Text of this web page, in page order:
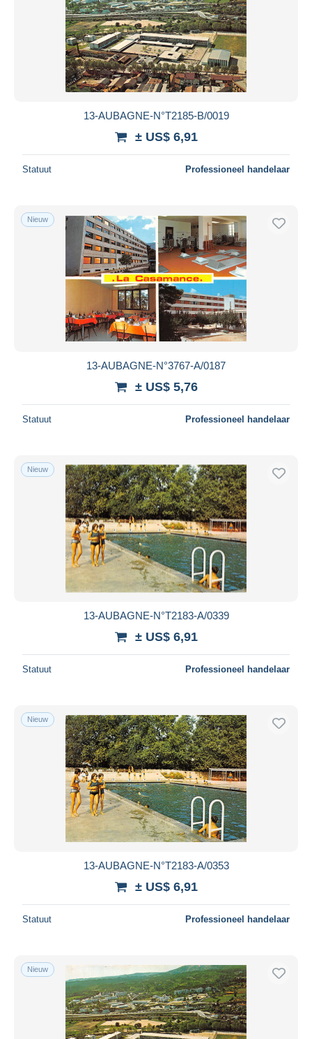
13-AUBAGNE-N°T2185-B/0019
± US$ 6,91
Statuut Professioneel handelaar
Nieuw
13-AUBAGNE-N°3767-A/0187
± US$ 5,76
Statuut Professioneel handelaar
Nieuw
13-AUBAGNE-N°T2183-A/0339
± US$ 6,91
Statuut Professioneel handelaar
Nieuw
13-AUBAGNE-N°T2183-A/0353
± US$ 6,91
Statuut Professioneel handelaar
Nieuw